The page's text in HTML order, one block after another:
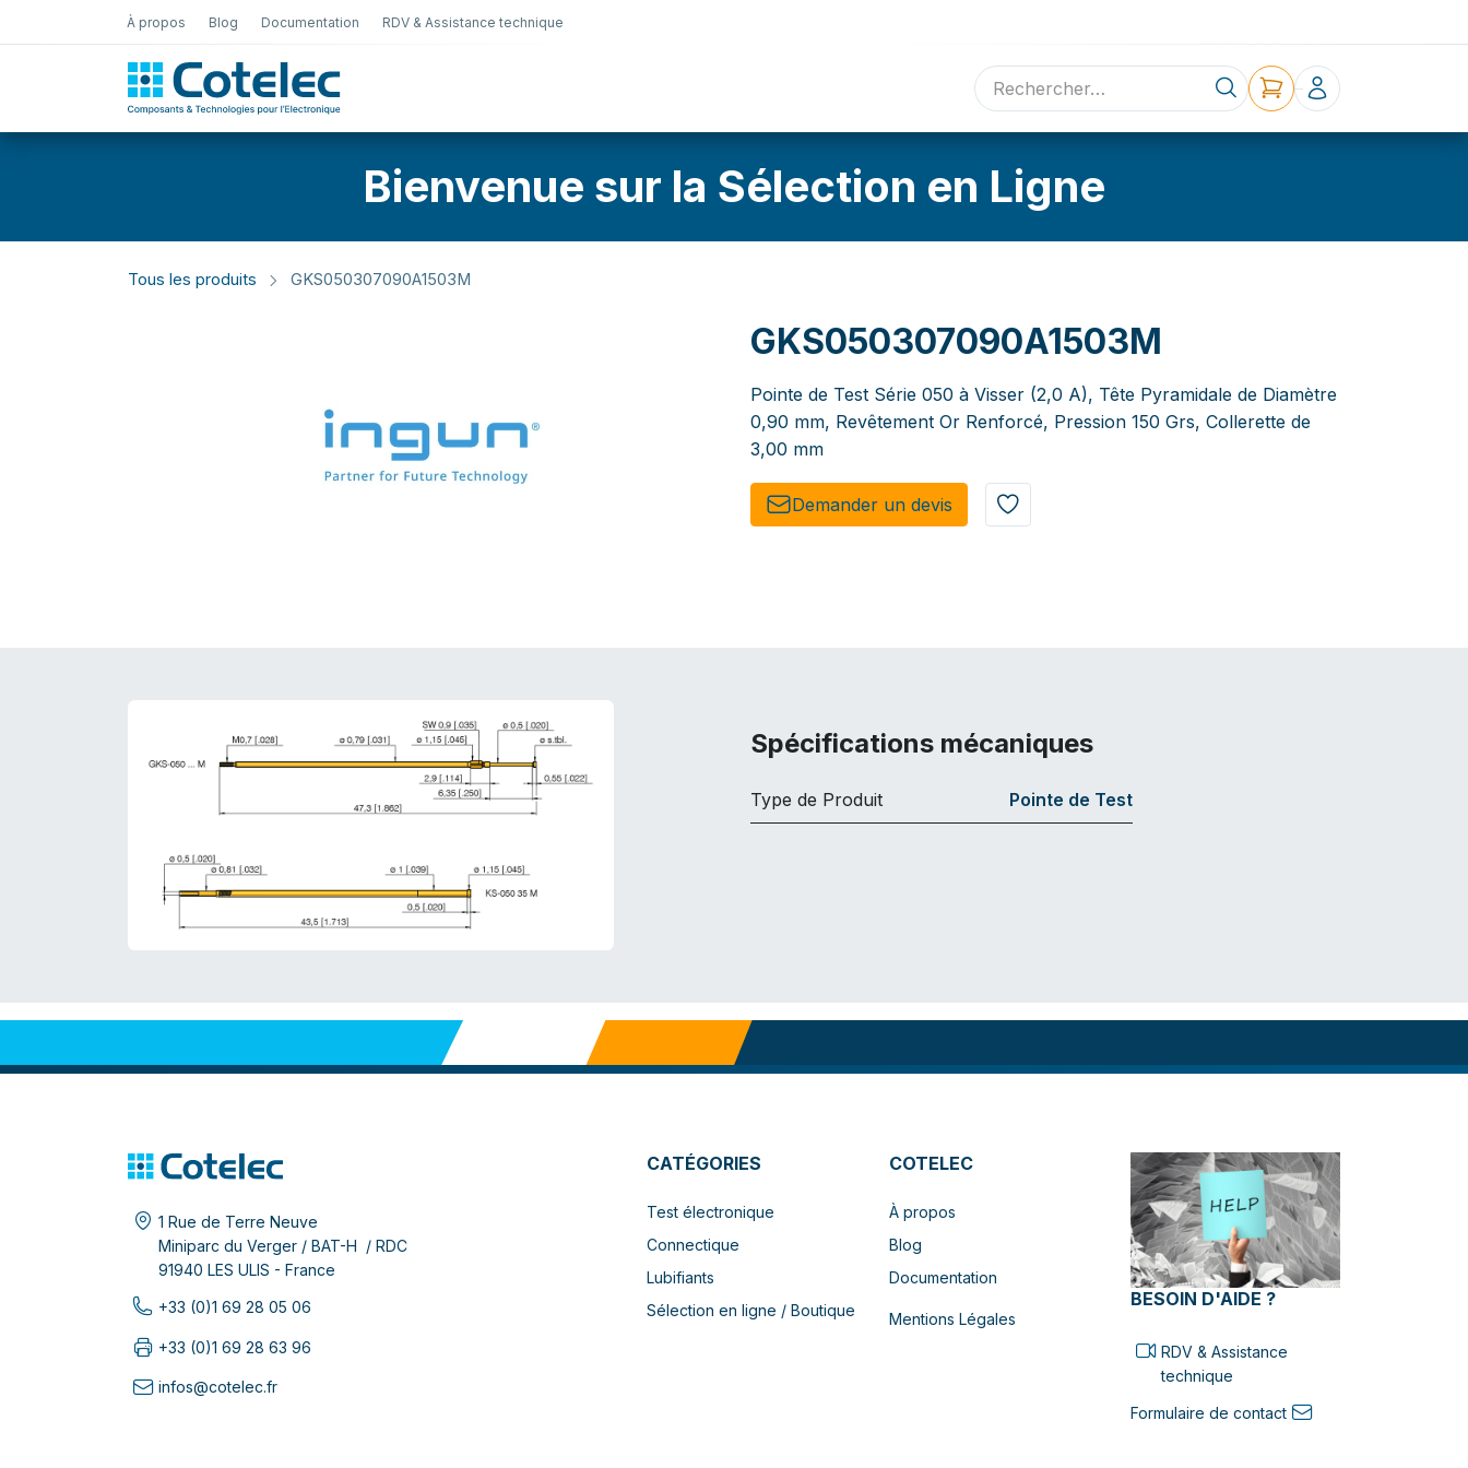
À propos Blog Documentation RDV & Assistance technique
Sélection en ligne Contact
Bienvenue sur la Sélection en Ligne
Tous les produits GKS050307090A1503M
GKS050307090A1503M
Pointe de Test Série 050 à Visser (2,0 A), Tête Pyramidale de Diamètre
0,90 mm, Revêtement Or Renforcé, Pression 150 Grs, Collerette de
3,00 mm
Demander un de​​vis​​
Spécifications mécaniques
Type de Produit Pointe de Test
1 Rue de Terre Neuve
Miniparc du Verger / BAT-H / RDC
91940 LES ULIS - France
+33 (0)1 69 28 05 06
+33 (0)1 69 28 63 96
infos@cotelec.fr
CATÉGORIES
Test électronique
Connectique
Lubifiants
Sélection en ligne / Boutique
COTELEC
À propos
Blog
Documentation
Mentions Légales
BESOIN D'AIDE ?
RDV & Assistance
technique
Formulaire de contact